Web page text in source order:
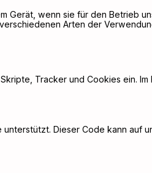
Gerät, wenn sie für den Betrieb
Arten der
Tracker und Cookies ein. Im
Dieser Code kann auf